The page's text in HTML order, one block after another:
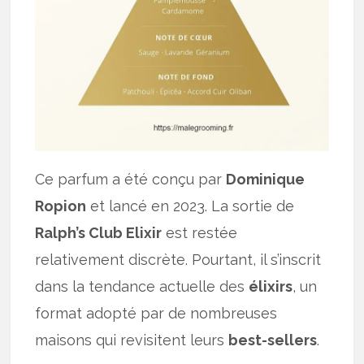
Ce parfum a été conçu par Dominique
Ropion et lancé en 2023. La sortie de
Ralph’s Club Elixir est restée
relativement discrète. Pourtant, il s’inscrit
dans la tendance actuelle des élixirs, un
format adopté par de nombreuses
maisons qui revisitent leurs best-sellers.